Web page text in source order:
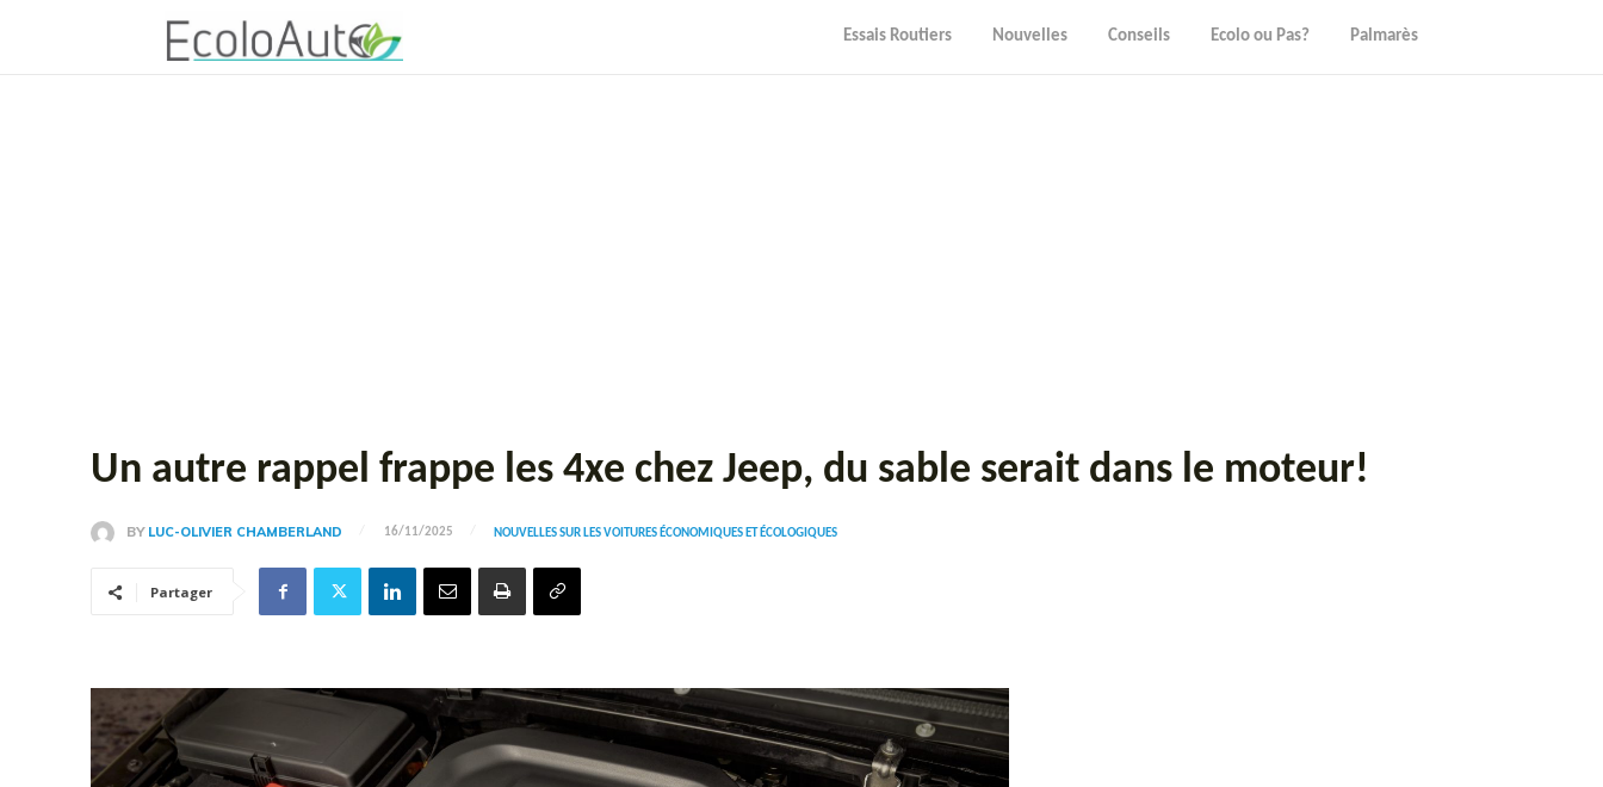
Essais Routiers Nouvelles Conseils Ecolo ou Pas? Palmarès
Un autre rappel frappe les 4xe chez Jeep, du sable serait dans le moteur!
BY LUC-OLIVIER CHAMBERLAND 16/11/2025 NOUVELLES SUR LES VOITURES ÉCONOMIQUES ET ÉCOLOGIQUES
Partager